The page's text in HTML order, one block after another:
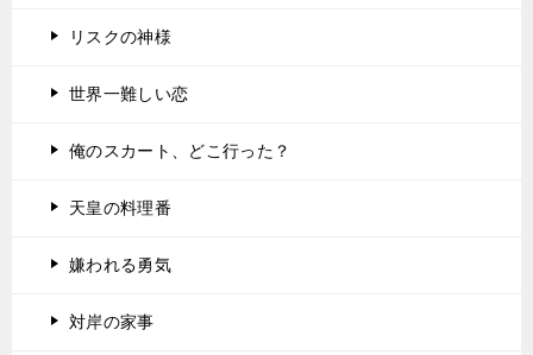
リスクの神様
世界一難しい恋
俺のスカート、どこ行った？
天皇の料理番
嫌われる勇気
対岸の家事